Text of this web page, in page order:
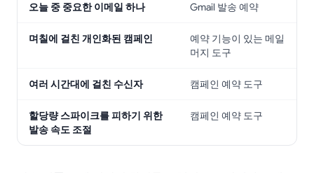
오늘 중 중요한 이메일 하나 Gmail 발송 예약
며칠에 걸친 개인화된 캠페인
예약 기능이 있는 메일
머지 도구
여러 시간대에 걸친 수신자 캠페인 예약 도구
할당량 스파이크를 피하기 위한
발송 속도 조절
캠페인 예약 도구